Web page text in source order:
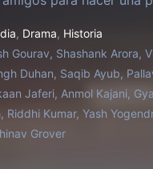
supera
los desafíos y
esperanza y revitalizan
, Drama, Historia
Gourav, Shashank Arora,
Duhan, Saqib Ayub,
Jaferi, Anmol Kajani,
Riddhi Kumar, Yash
Grover